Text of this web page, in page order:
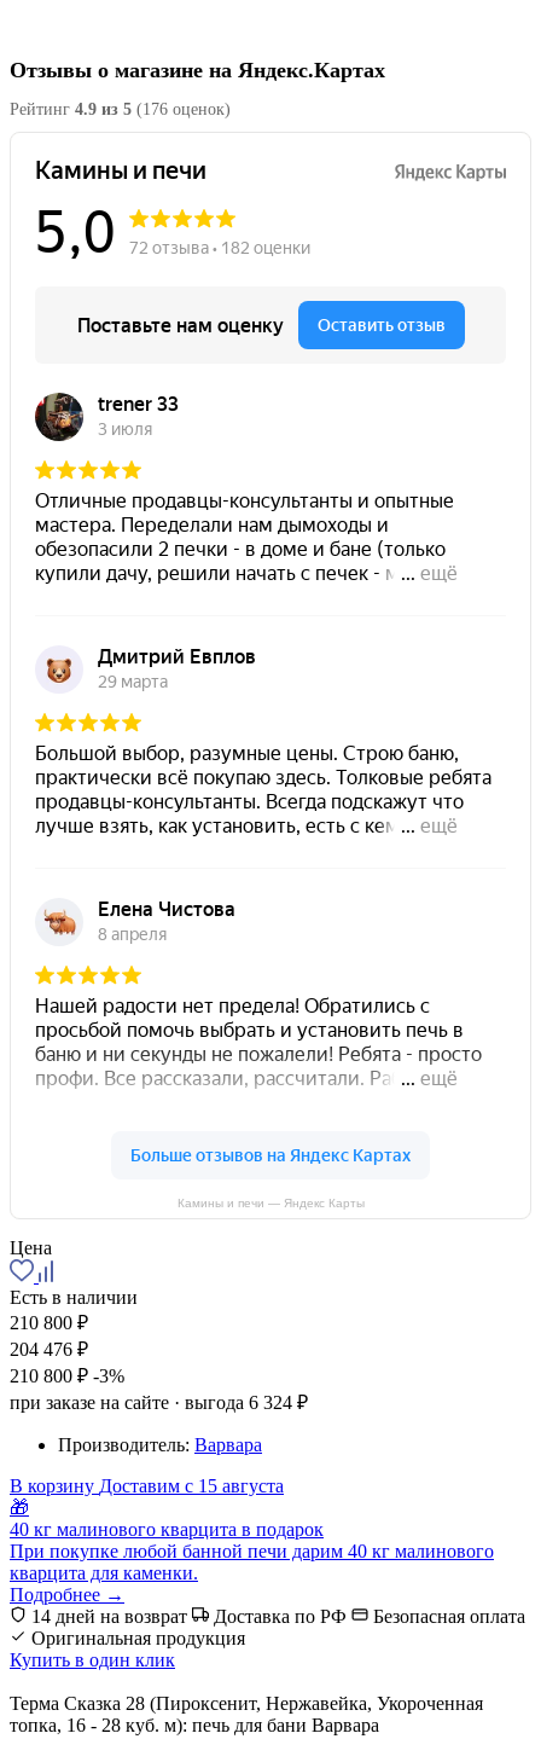
Отзывы о магазине на Яндекс.Картах
Рейтинг 4.9 из 5 (176 оценок)
Камины и печи — Яндекс Карты
Цена
Есть в наличии
210 800 ₽
204 476 ₽
210 800 ₽ -3%
при заказе на сайте · выгода 6 324 ₽
Производитель: Варвара
В корзину Доставим с 15 августа
🎁
40 кг малинового кварцита в подарок
При покупке любой банной печи дарим 40 кг малинового
кварцита для каменки.
Подробнее →
14 дней на возврат
Доставка по РФ
Безопасная оплата
Оригинальная продукция
Купить в один клик
Терма Сказка 28 (Пироксенит, Нержавейка, Укороченная
топка, 16 - 28 куб. м): печь для бани Варвара